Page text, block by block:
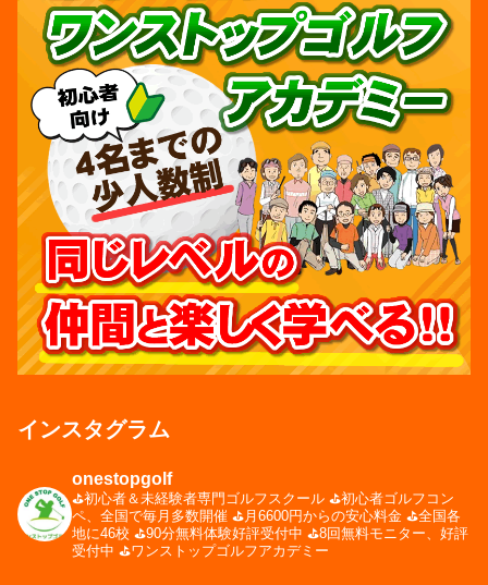
インスタグラム
onestopgolf
⛳️初心者＆未経験者専門ゴルフスクール ⛳️初心者ゴルフコン
ペ、全国で毎月多数開催 ⛳️月6600円からの安心料金 ⛳️全国各
地に46校 ⛳️90分無料体験好評受付中 ⛳️8回無料モニター、好評
受付中 ⛳️ワンストップゴルフアカデミー